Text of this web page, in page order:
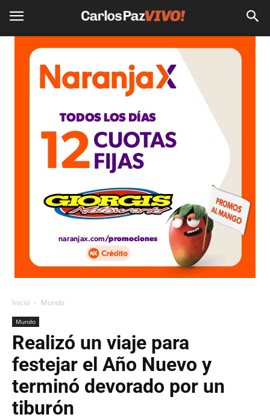
Inicio Mundo
Mundo
Realizó un viaje para
festejar el Año Nuevo y
terminó devorado por un
tiburón